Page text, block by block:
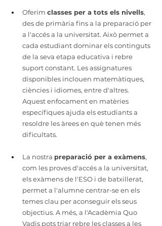
Oferim classes per a tots els nivells,
des de primària fins a la preparació per
a l'accés a la universitat. Això permet a
cada estudiant dominar els continguts
de la seva etapa educativa i rebre
suport constant. Les assignatures
disponibles inclouen matemàtiques,
ciències i idiomes, entre d'altres.
Aquest enfocament en matèries
específiques ajuda els estudiants a
resoldre les àrees en què tenen més
dificultats.
La nostra preparació per a exàmens,
com les proves d'accés a la universitat,
els exàmens de l'ESO i de batxillerat,
permet a l'alumne centrar-se en els
temes clau per aconseguir els seus
objectius. A més, a l'Acadèmia Quo
Vadis pots triar rebre les classes a les